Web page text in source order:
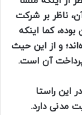
ناظر بر شرکت
کما اینکه
و از این حیث
آن است.
این راستا
مدنی دارد.